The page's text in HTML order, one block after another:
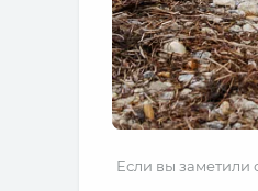
Если вы заметили